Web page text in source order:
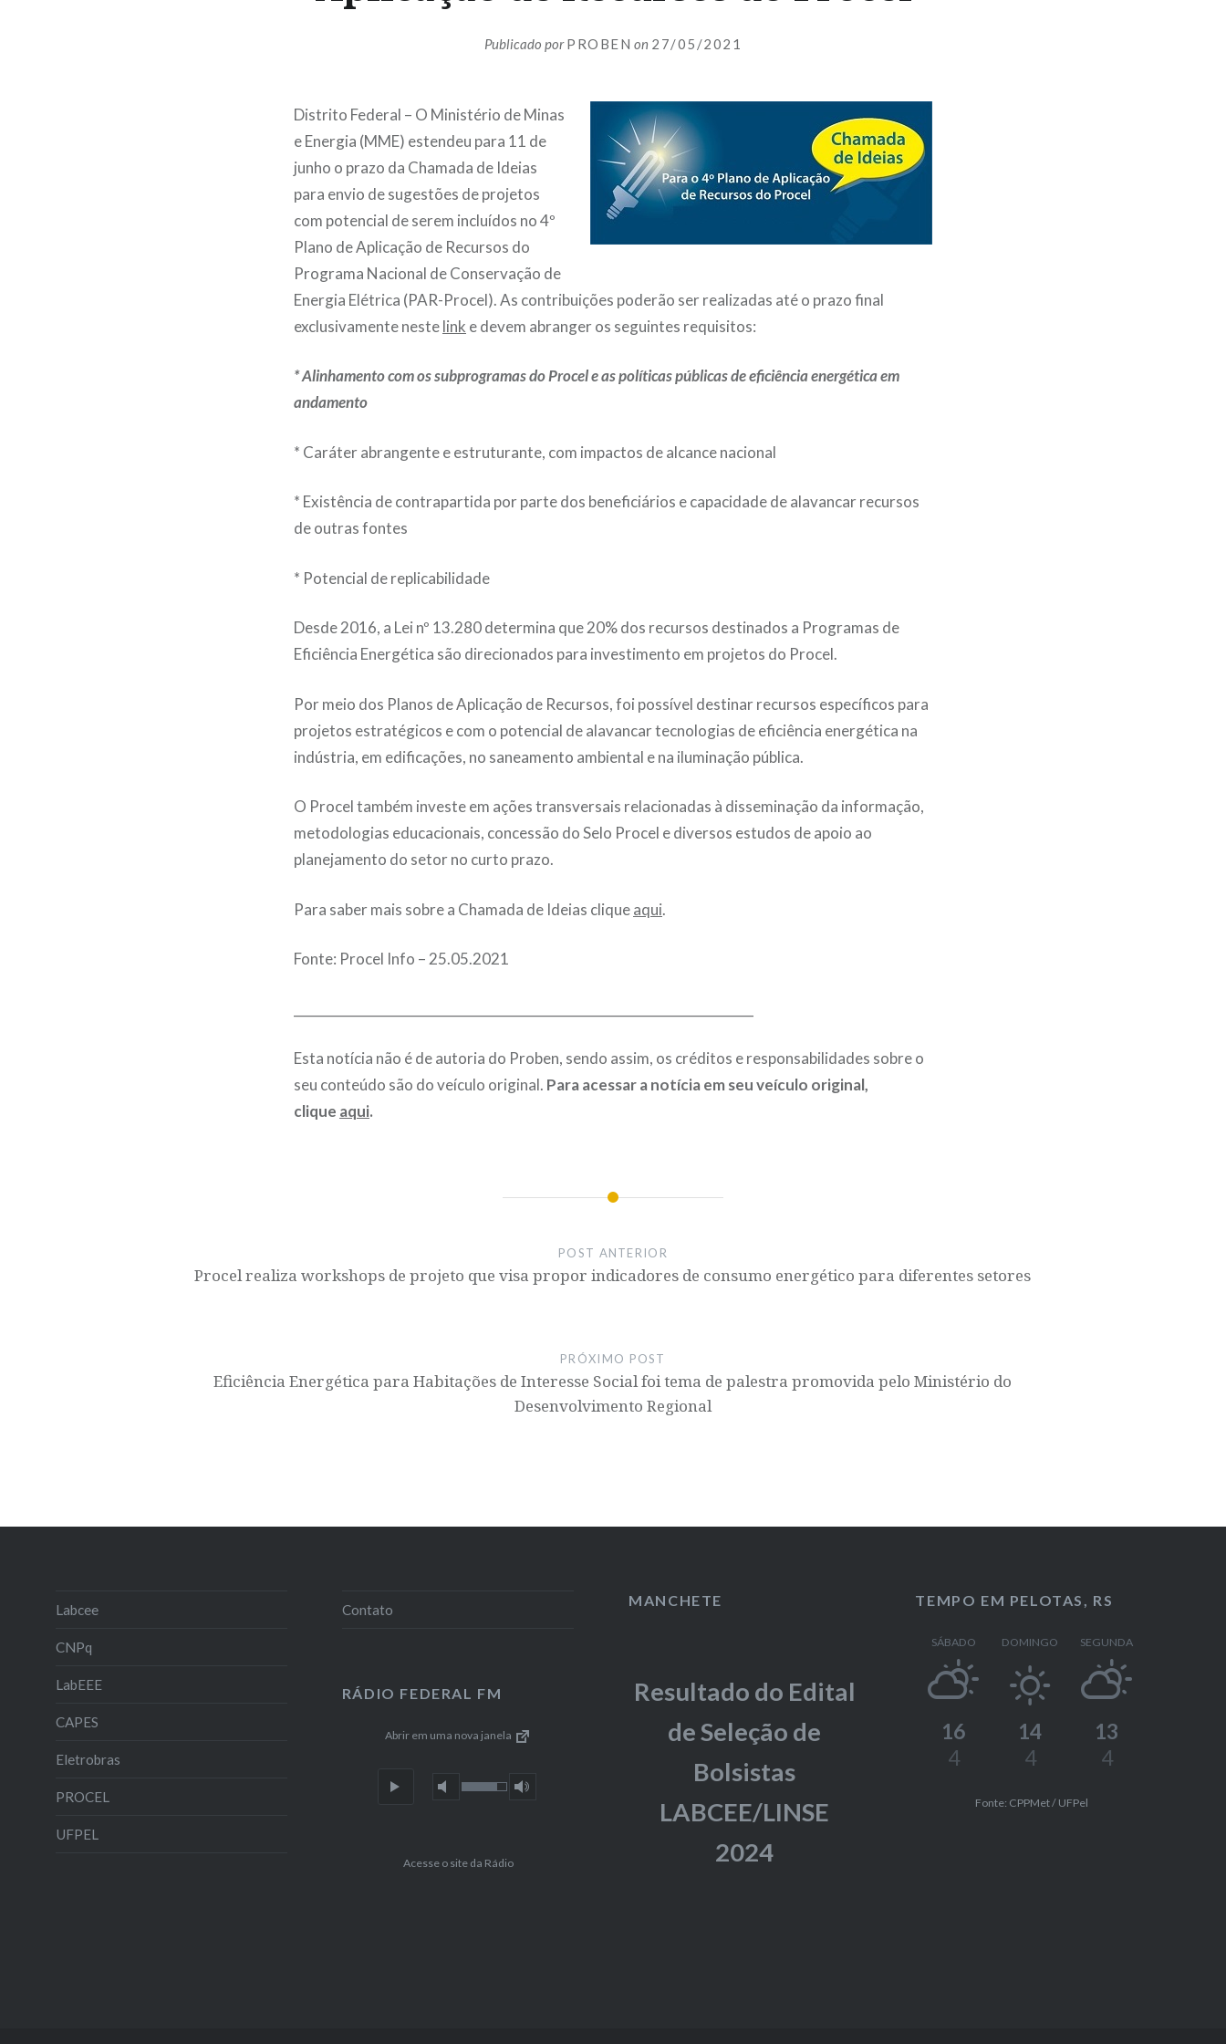
Publicado porPROBEN on 27/05/2021
Distrito Federal – O Ministério de Minas
e Energia (MME) estendeu para 11 de
junho o prazo da Chamada de Ideias
para envio de sugestões de projetos
com potencial de serem incluídos no 4º
Plano de Aplicação de Recursos do
Programa Nacional de Conservação de
Energia Elétrica (PAR-Procel). As contribuições poderão ser realizadas até o prazo final
exclusivamente nestelink e devem abranger os seguintes requisitos:
* Alinhamento com os subprogramas do Procel e as políticas públicas de eficiência energética em
andamento
* Caráter abrangente e estruturante, com impactos de alcance nacional
* Existência de contrapartida por parte dos beneficiários e capacidade de alavancar recursos
de outras fontes
* Potencial de replicabilidade
Desde 2016, a Lei nº 13.280 determina que 20% dos recursos destinados a Programas de
Eficiência Energética são direcionados para investimento em projetos do Procel.
Por meio dos Planos de Aplicação de Recursos, foi possível destinar recursos específicos para
projetos estratégicos e com o potencial de alavancar tecnologias de eficiência energética na
indústria, em edificações, no saneamento ambiental e na iluminação pública.
O Procel também investe em ações transversais relacionadas à disseminação da informação,
metodologias educacionais, concessão do Selo Procel e diversos estudos de apoio ao
planejamento do setor no curto prazo.
Para saber mais sobre a Chamada de Ideias cliqueaqui.
Fonte: Procel Info – 25.05.2021
Esta notícia não é de autoria do Proben, sendo assim, os créditos e responsabilidades sobre o
seu conteúdo são do veículo original. Para acessar a notícia em seu veículo original,
clique aqui.
POST ANTERIOR
Procel realiza workshops de projeto que visa propor indicadores de consumo energético para diferentes setores
PRÓXIMO POST
Eficiência Energética para Habitações de Interesse Social foi tema de palestra promovida pelo Ministério do
Desenvolvimento Regional
Labcee
CNPq
LabEEE
CAPES
Eletrobras
PROCEL
UFPEL
Contato
MANCHETE
Resultado do Edital
de Seleção de
Bolsistas
LABCEE/LINSE
2024
TEMPO EM PELOTAS, RS
SÁBADO
16
4
DOMINGO
14
4
SEGUNDA
13
4
Fonte: CPPMet / UFPel
RÁDIO FEDERAL FM
Abrir em uma nova janela
Acesse o site da Rádio